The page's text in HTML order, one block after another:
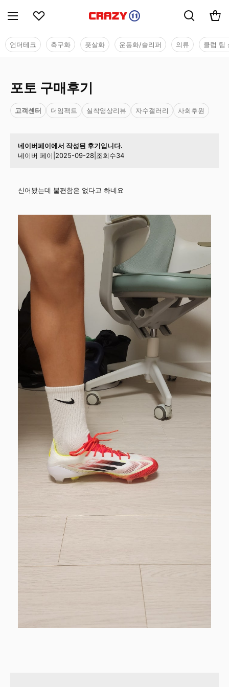
언더테크 축구화 풋살화 운동화/슬리퍼 의류 클럽 팀
포토 구매후기
고객센터 더임팩트 실착영상리뷰 자수갤러리 사회후원
네이버페이에서 작성된 후기입니다.
네이버 페이 2025-09-28 조회수34
신어봤는데 불편함은 없다고 하네요